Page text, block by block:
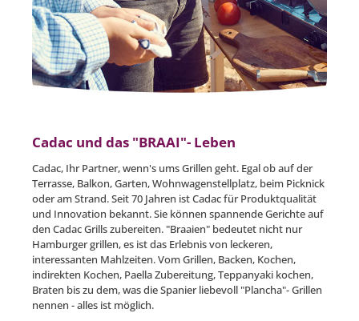
Cadac und das "BRAAI"- Leben
Cadac, Ihr Partner, wenn's ums Grillen geht. Egal ob auf der
Terrasse, Balkon, Garten, Wohnwagenstellplatz, beim Picknick
oder am Strand. Seit 70 Jahren ist Cadac für Produktqualität
und Innovation bekannt. Sie können spannende Gerichte auf
den Cadac Grills zubereiten. "Braaien" bedeutet nicht nur
Hamburger grillen, es ist das Erlebnis von leckeren,
interessanten Mahlzeiten. Vom Grillen, Backen, Kochen,
indirekten Kochen, Paella Zubereitung, Teppanyaki kochen,
Braten bis zu dem, was die Spanier liebevoll "Plancha"- Grillen
nennen - alles ist möglich.